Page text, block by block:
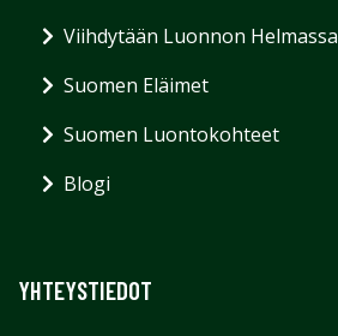
Viihdytään Luonnon Helmassa
Suomen Eläimet
Suomen Luontokohteet
Blogi
YHTEYSTIEDOT